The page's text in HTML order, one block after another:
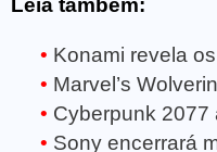
Konami revela
Marvel’s
Cyberpunk 2077
Sony encerrará